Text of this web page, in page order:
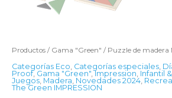
Productos / Gama "Green" / Puzzle de madera
Categorías Eco, Categorías especiales,
Proof, Gama "Green",Impression, Infantil
Juegos, Madera, Novedades 2024,
The Green IMPRESSION